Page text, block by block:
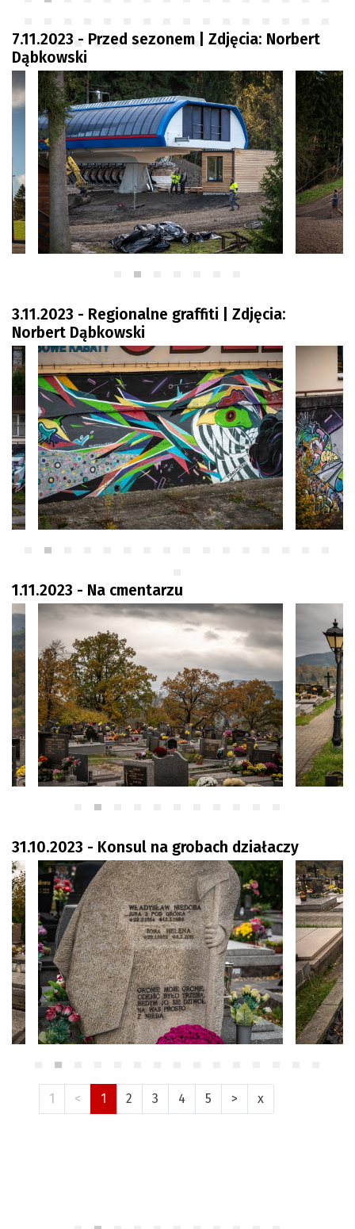
7.11.2023 - Przed sezonem | Zdjęcia: Norbert
Dąbkowski
3.11.2023 - Regionalne graffiti | Zdjęcia:
Norbert Dąbkowski
1.11.2023 - Na cmentarzu
31.10.2023 - Konsul na grobach działaczy
1 < 1 2 3 4 5 > x